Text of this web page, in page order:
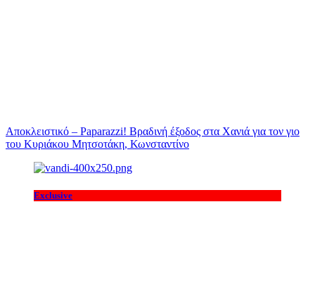
Αποκλειστικό – Paparazzi! Βραδινή έξοδος στα Χανιά για τον γιο
του Κυριάκου Μητσοτάκη, Κωνσταντίνο
Exclusive